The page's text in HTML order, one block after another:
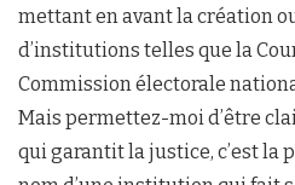
mettant en avant la création
d’institutions telles que la
Commission électorale
Mais permettez-moi d’être
qui garantit la justice, c’est la